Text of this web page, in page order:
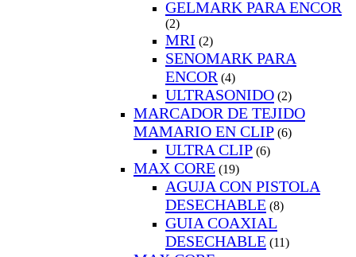
GELMARK PARA ENCOR
(2)
MRI (2)
SENOMARK PARA
ENCOR (4)
ULTRASONIDO (2)
MARCADOR DE TEJIDO
MAMARIO EN CLIP (6)
ULTRA CLIP (6)
MAX CORE (19)
AGUJA CON PISTOLA
DESECHABLE (8)
GUIA COAXIAL
DESECHABLE (11)